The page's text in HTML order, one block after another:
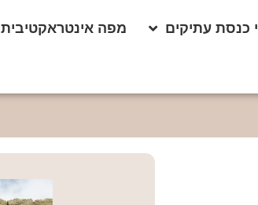
כנסת עתיקים מפה אינטראקטיבית